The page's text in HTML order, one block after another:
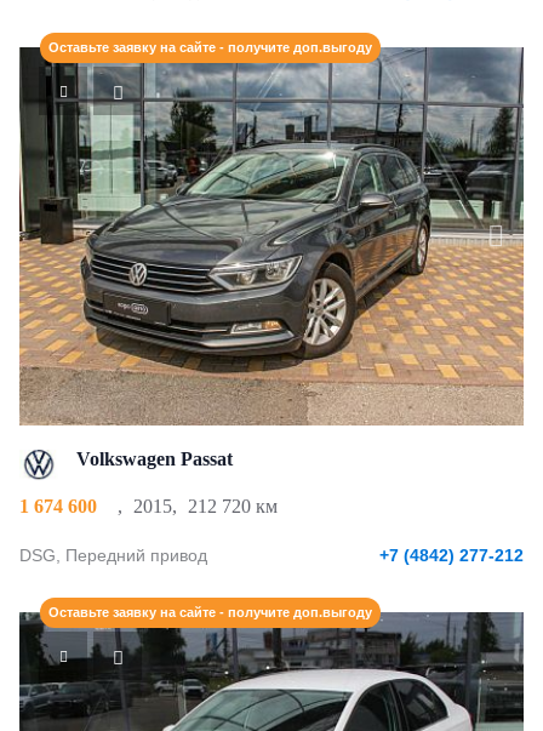
Оставьте заявку на сайте - получите доп.выгоду
Volkswagen Passat
1 674 600 , 2015, 212 720 км
DSG, Передний привод +7 (4842) 277-212
Оставьте заявку на сайте - получите доп.выгоду